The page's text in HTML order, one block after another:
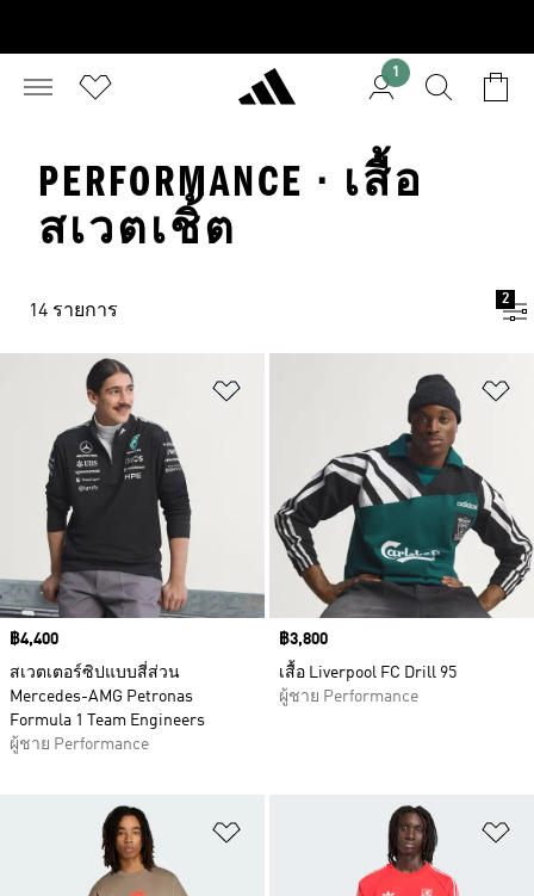
1
PERFORMANCE · เสื้อ
สเวตเชิ้ต
14 รายการ
2
เพิ่มไปยังรายการสินค้าโปรด
Price
฿4,400
สเวตเตอร์ซิปแบบสี่ส่วน
Mercedes-AMG Petronas
Formula 1 Team Engineers
ผู้ชาย Performance
Price
฿3,800
เสื้อ Liverpool FC Drill 95
ผู้ชาย Performance
เพิ่มไปยังรายการสินค้าโปรด